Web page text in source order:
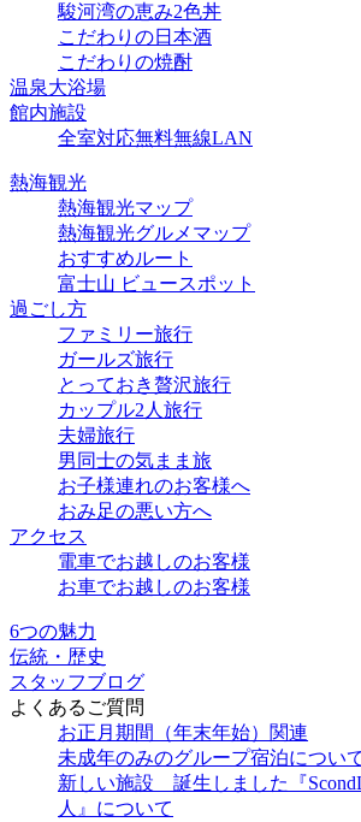
駿河湾の恵み2色丼
こだわりの日本酒
こだわりの焼酎
温泉大浴場
館内施設
全室対応無料無線LAN
熱海観光
熱海観光マップ
熱海観光グルメマップ
おすすめルート
富士山 ビュースポット
過ごし方
ファミリー旅行
ガールズ旅行
とっておき贅沢旅行
カップル2人旅行
夫婦旅行
男同士の気まま旅
お子様連れのお客様へ
おみ足の悪い方へ
アクセス
電車でお越しのお客様
お車でお越しのお客様
6つの魅力
伝統・歴史
スタッフブログ
よくあるご質問
お正月期間（年末年始）関連
未成年のみのグループ宿泊につい
新しい施設 誕生しました『
人』について